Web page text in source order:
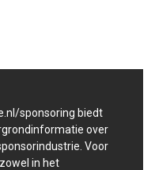
sponsoring biedt
over
Voor
in het